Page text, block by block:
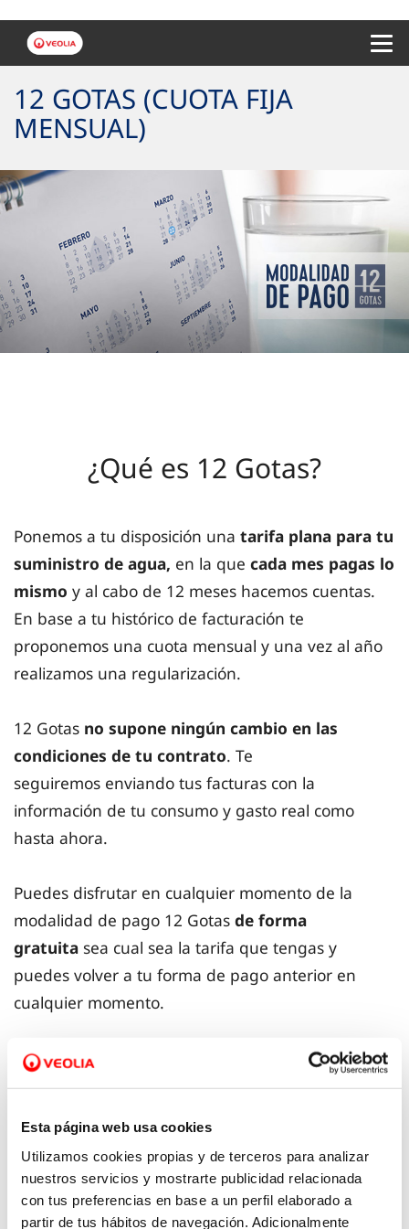
Esta página web usa cookies
Utilizamos cookies propias y de terceros para analizar
nuestros servicios y mostrarte publicidad relacionada
con tus preferencias en base a un perfil elaborado a
partir de tus hábitos de navegación. Adicionalmente
12 GOTAS (CUOTA FIJA
MENSUAL)
¿Qué es 12 Gotas?
Ponemos a tu disposición una tarifa plana para tu
suministro de agua, en la que cada mes pagas lo
mismo y al cabo de 12 meses hacemos cuentas.
En base a tu histórico de facturación te
proponemos una cuota mensual y una vez al año
realizamos una regularización.
12 Gotas no supone ningún cambio en las
condiciones de tu contrato. Te
seguiremos enviando tus facturas con la
información de tu consumo y gasto real como
hasta ahora.
Puedes disfrutar en cualquier momento de la
modalidad de pago 12 Gotas de forma
gratuita sea cual sea la tarifa que tengas y
puedes volver a tu forma de pago anterior en
cualquier momento.
¿Qué ventajas tiene?